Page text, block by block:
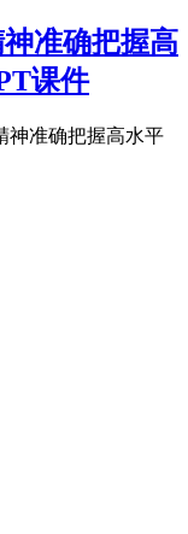
准确把握高
课件
神准确把握高水平